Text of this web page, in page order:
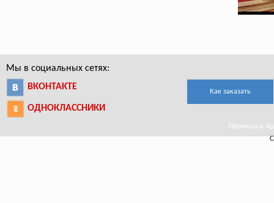
Мы в социальных сетях:
ВКОНТАКТЕ
ОДНОКЛАССНИКИ
Как заказать
Прописка в